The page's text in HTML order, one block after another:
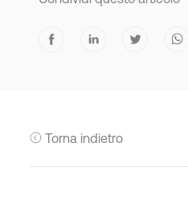
Torna indietro